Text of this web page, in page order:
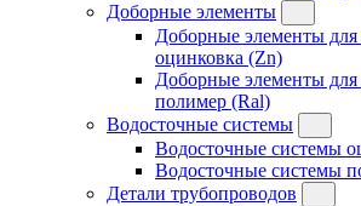
Доборные элементы
Доборные элементы для
оцинковка (Zn)
Доборные элементы для
полимер (Ral)
Водосточные системы
Водосточные системы
Водосточные системы
Детали трубопроводов